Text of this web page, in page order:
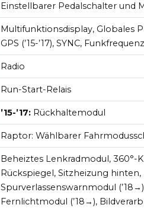
Einstellbarer Pedalschalter und
Multifunktionsdisplay, Globales
GPS (’15-’17), SYNC,
Radio
Run-Start-Relais
’15-’17: Rückhaltemodul
Raptor: Wählbarer
Beheiztes Lenkradmodul, 360°-
Rückspiegel, Sitzheizung hinten,
Spurverlassenswarnmodul
Fernlichtmodul (’18→),